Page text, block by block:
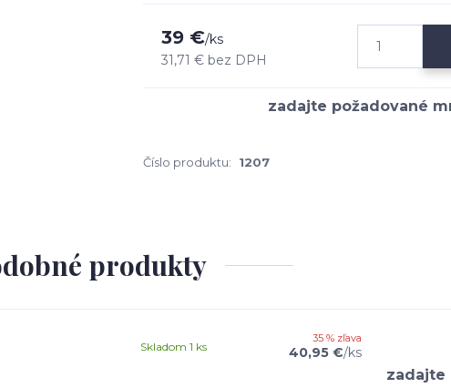
39 €/ks
31,71 € bez DPH
Číslo produktu: 1207
produkty
35 % zľava
40,95 €/ks
Skladom 1 ks